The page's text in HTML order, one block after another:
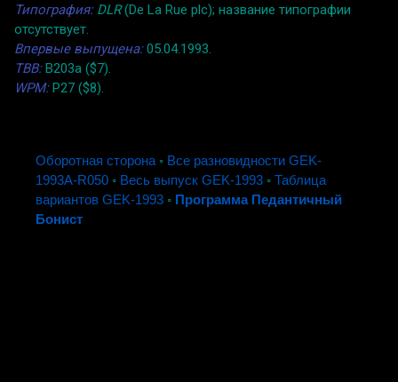
Типография: DLR(De La Rue plc); название типографии
отсутствует.
Впервые выпущена:05.04.1993.
TBB:B203a ($7).
WPM:P27 ($8).
Оборотная сторона◦ Все разновидности GEK-
1993A-R050 ◦ Весь выпуск GEK-1993 ◦ Таблица
вариантов GEK-1993 ◦ Программа Педантичный
Бонист